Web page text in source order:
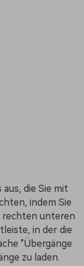
aus, die Sie mit
indem Sie
rechten unteren
in der die
"Übergänge
zu laden.